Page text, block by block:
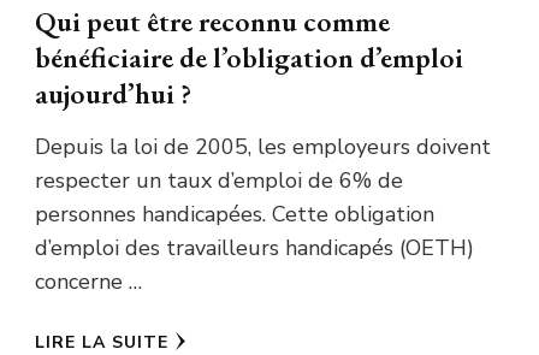
Qui peut être reconnu comme
bénéficiaire de l’obligation d’emploi
aujourd’hui ?
Depuis la loi de 2005, les employeurs doivent
respecter un taux d’emploi de 6% de
personnes handicapées. Cette obligation
d’emploi des travailleurs handicapés (OETH)
concerne …
LIRE LA SUITE